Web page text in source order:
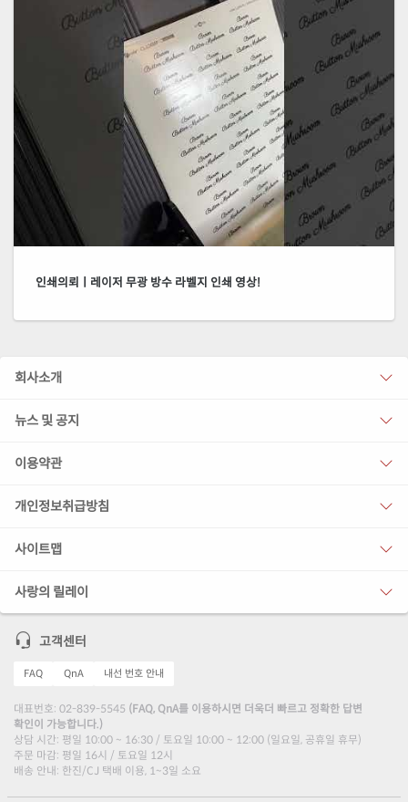
인쇄의뢰ㅣ레이저 무광 방수 라벨지 인쇄 영상!
회사소개
뉴스 및 공지
이용약관
개인정보취급방침
사이트맵
사랑의 릴레이
고객센터
FAQ QnA 내선 번호 안내
대표번호: 02-839-5545 (FAQ, QnA를 이용하시면 더욱더 빠르고 정확한 답변
확인이 가능합니다.)
상담 시간: 평일 10:00 ~ 16:30 / 토요일 10:00 ~ 12:00 (일요일, 공휴일 휴무)
주문 마감: 평일 16시 / 토요일 12시
배송 안내: 한진/CJ 택배 이용, 1~3일 소요